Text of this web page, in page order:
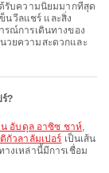
รับความนิยมมากที่สุด
นวีลแชร์ และสิ่ง
รณ์การเดินทางของ
วยความสะดวกและ
?
น อับดุล อาซิซ ชาห์,
กัวลาลัมเปอร์ เป็นเส้น
งเหล่านี้มีการเชื่อม